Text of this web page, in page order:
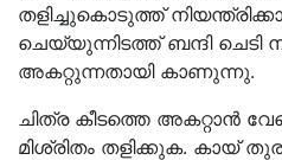
തളിച്ചുകൊടുത്ത്
ചെയ്യുന്നിടത്ത് ബന്ദി ചെടി
അകറ്റുന്നതായി കാണുന്നു.
ചിത്ര കീടത്തെ അകറ്റാൻ
മിശ്രിതം തളിക്കുക. കായ്